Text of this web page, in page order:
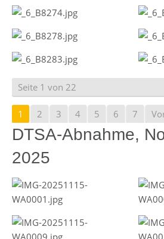
Seite 1 von 22
1 2 3 4 5 6 7
DTSA-Abnahme,
2025